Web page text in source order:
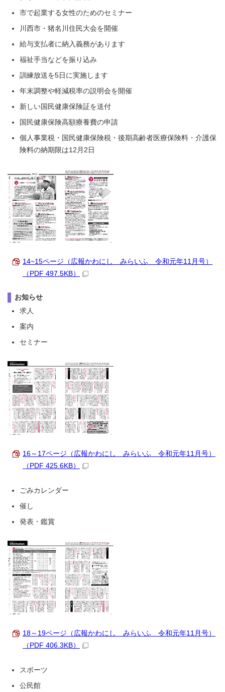
市で起業する女性のためのセミナー
川西市・猪名川住民大会を開催
給与支払者に納入義務があります
福祉手当などを振り込み
訓練放送を5日に実施します
年末調整や軽減税率の説明会を開催
新しい国民健康保険証を送付
国民健康保険高額療養費の申請
個人事業税・国民健康保険税・後期高齢者医療保険料・介護保
険料の納期限は12月2日
14~15ページ（広報かわにし みらいふ 令和元年11月号）
（PDF 497.5KB）
お知らせ
求人
案内
セミナー
16～17ページ（広報かわにし みらいふ 令和元年11月号）
（PDF 425.6KB）
ごみカレンダー
催し
発表・鑑賞
18～19ページ（広報かわにし みらいふ 令和元年11月号）
（PDF 406.3KB）
スポーツ
公民館